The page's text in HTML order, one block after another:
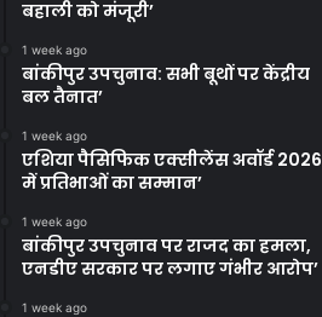
बहाली को मंजूरी’
1 week ago
बांकीपुर उपचुनाव: सभी बूथों पर केंद्रीय
बल तैनात’
1 week ago
एशिया पैसिफिक एक्सीलेंस अवॉर्ड 2026
में प्रतिभाओं का सम्मान’
1 week ago
बांकीपुर उपचुनाव पर राजद का हमला,
एनडीए सरकार पर लगाए गंभीर आरोप’
1 week ago